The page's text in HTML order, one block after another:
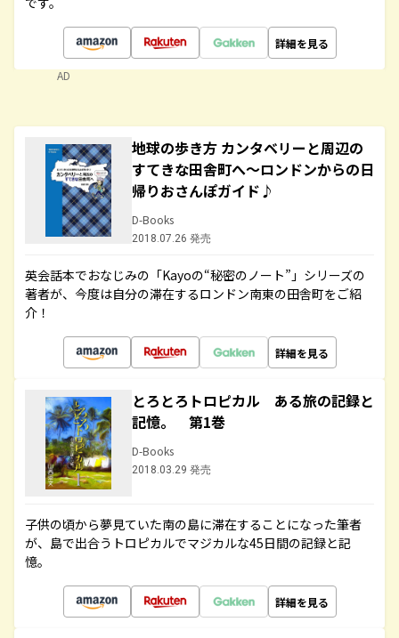
詳細を見る
AD
地球の歩き方 カンタベリーと周辺の
すてきな田舎町へ～ロンドンからの日
帰りおさんぽガイド♪
D-Books
2018.07.26 発売
英会話本でおなじみの「Kayoの“秘密のノート”」シリーズの
著者が、今度は自分の滞在するロンドン南東の田舎町をご紹
介！
詳細を見る
とろとろトロピカル ある旅の記録と
記憶。 第1巻
D-Books
2018.03.29 発売
子供の頃から夢見ていた南の島に滞在することになった筆者
が、島で出合うトロピカルでマジカルな45日間の記録と記
憶。
詳細を見る